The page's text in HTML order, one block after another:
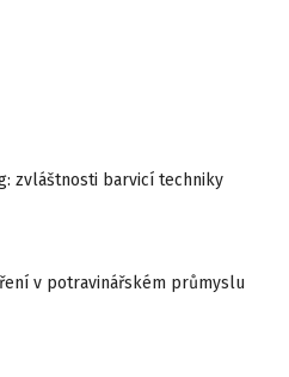
zvláštnosti barvicí techniky
v potravinářském průmyslu